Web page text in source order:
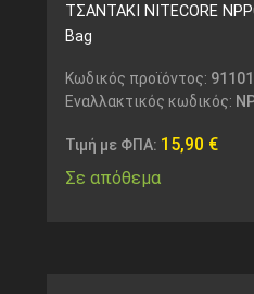
ΤΣΑΝΤΑΚΙ NITECORE
Bag
Κωδικός προϊόντος:
Εναλλακτικός κωδικός:
Τιμή με ΦΠΑ: 15,90 €
Σε απόθεμα